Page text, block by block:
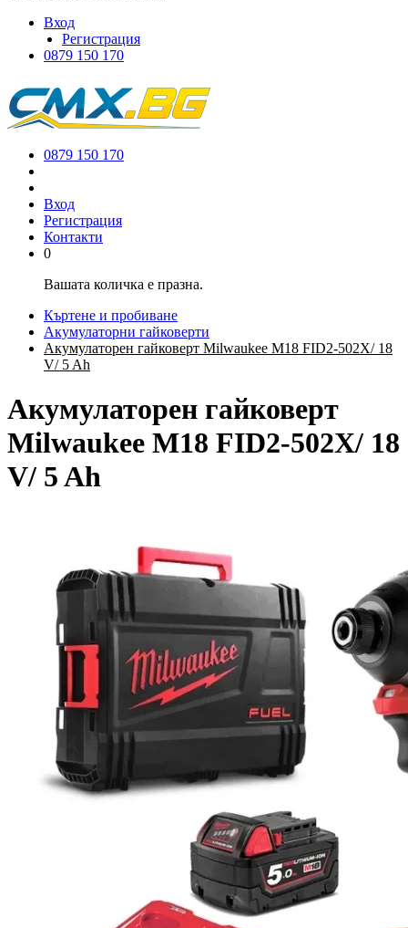
Вход
Регистрация
0879 150 170
0879 150 170
Вход
Регистрация
Контакти
0
Вашата количка е празна.
Къртене и пробиване
Акумулаторни гайковерти
Акумулаторен гайковерт Milwaukee M18 FID2-502X/ 18
V/ 5 Ah
Акумулаторен гайковерт
Milwaukee M18 FID2-502X/ 18
V/ 5 Ah